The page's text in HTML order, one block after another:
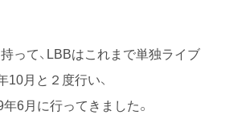
って、LBBはこれまで単独ライブ
10月と２度行い、
6月に行ってきました。